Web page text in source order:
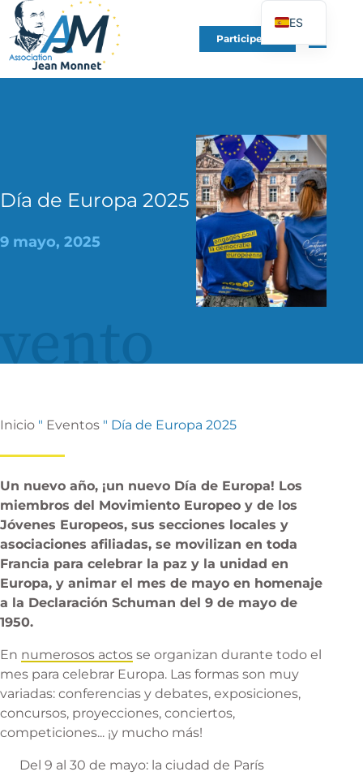
Participe en
Día de Europa 2025
9 mayo, 2025
Inicio " Eventos " Día de Europa 2025
Un nuevo año, ¡un nuevo Día de Europa! Los
miembros del Movimiento Europeo y de los
Jóvenes Europeos, sus secciones locales y
asociaciones afiliadas, se movilizan en toda
Francia para celebrar la paz y la unidad en
Europa, y animar el mes de mayo en homenaje
a la Declaración Schuman del 9 de mayo de
1950.
En numerosos actos se organizan durante todo el
mes para celebrar Europa. Las formas son muy
variadas: conferencias y debates, exposiciones,
concursos, proyecciones, conciertos,
competiciones... ¡y mucho más!
Del 9 al 30 de mayo: la ciudad de París
ES
FR
EN
PT
PL
UK